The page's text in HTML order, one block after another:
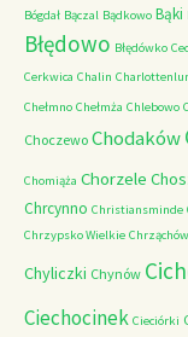
Bógdał Bączal Bądkowo Bąki
Błędowo Błędówko
Cerkwica Chalin
Chełmno Chełmża Chlebowo
Choczewo Chodaków
Chomiąża Chorzele
Chrcynno Christiansminde
Chrzypsko Wielkie
Chyliczki Chynów
Ciechocinek Cieciórki